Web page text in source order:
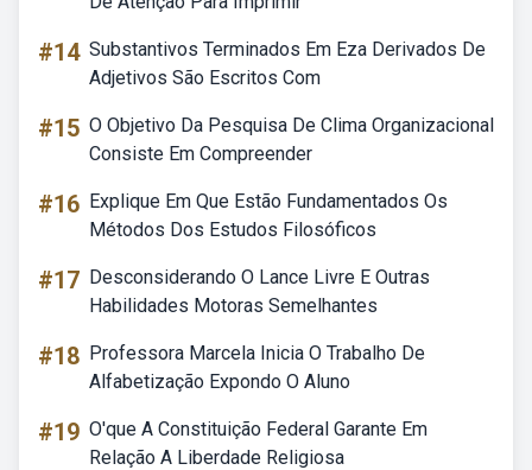
#14 Substantivos Terminados Em Eza Derivados De
Adjetivos São Escritos Com
#15 O Objetivo Da Pesquisa De Clima Organizacional
Consiste Em Compreender
#16 Explique Em Que Estão Fundamentados Os
Métodos Dos Estudos Filosóficos
#17 Desconsiderando O Lance Livre E Outras
Habilidades Motoras Semelhantes
#18 Professora Marcela Inicia O Trabalho De
Alfabetização Expondo O Aluno
#19 O'que A Constituição Federal Garante Em
Relação A Liberdade Religiosa